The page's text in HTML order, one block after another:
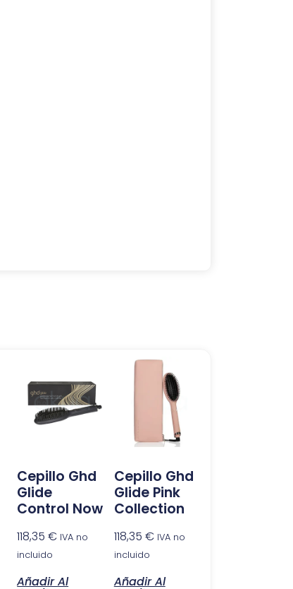
Cepillo Ghd
Glide
Control Now
118,35€ IVA no
incluido
Añadir Al
Cepillo Ghd
Glide Pink
Collection
118,35 € IVA no
incluido
Añadir Al